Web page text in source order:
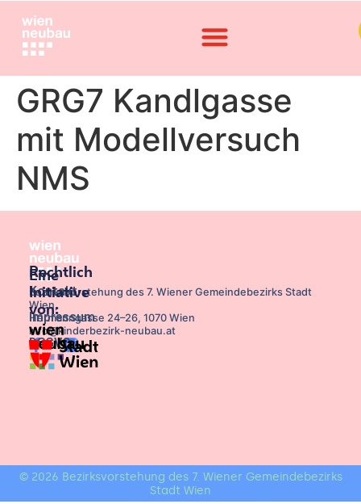
GRG7 Kandlgasse
mit Modellversuch
NMS
Bezirksvorstehung des 7. Wiener Gemeindebezirks Stadt
Wien,
Hermanngasse 24–26, 1070 Wien
info@kinderbezirk-neubau.at
Rechtlich
Kontakt
Impressum
DSGVO
Eine
Initiative
von:
© 2026 Bezirksvorstehung des 7. Wiener Gemeindebezirks
Stadt Wien